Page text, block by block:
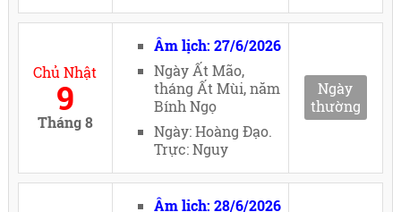
Chủ Nhật
9
Tháng 8
Âm lịch: 27/6/2026
Ngày Ất Mão,
tháng Ất Mùi, năm
Bính Ngọ
Ngày: Hoàng Đạo.
Trực: Nguy
Ngày
thường
Âm lịch: 28/6/2026